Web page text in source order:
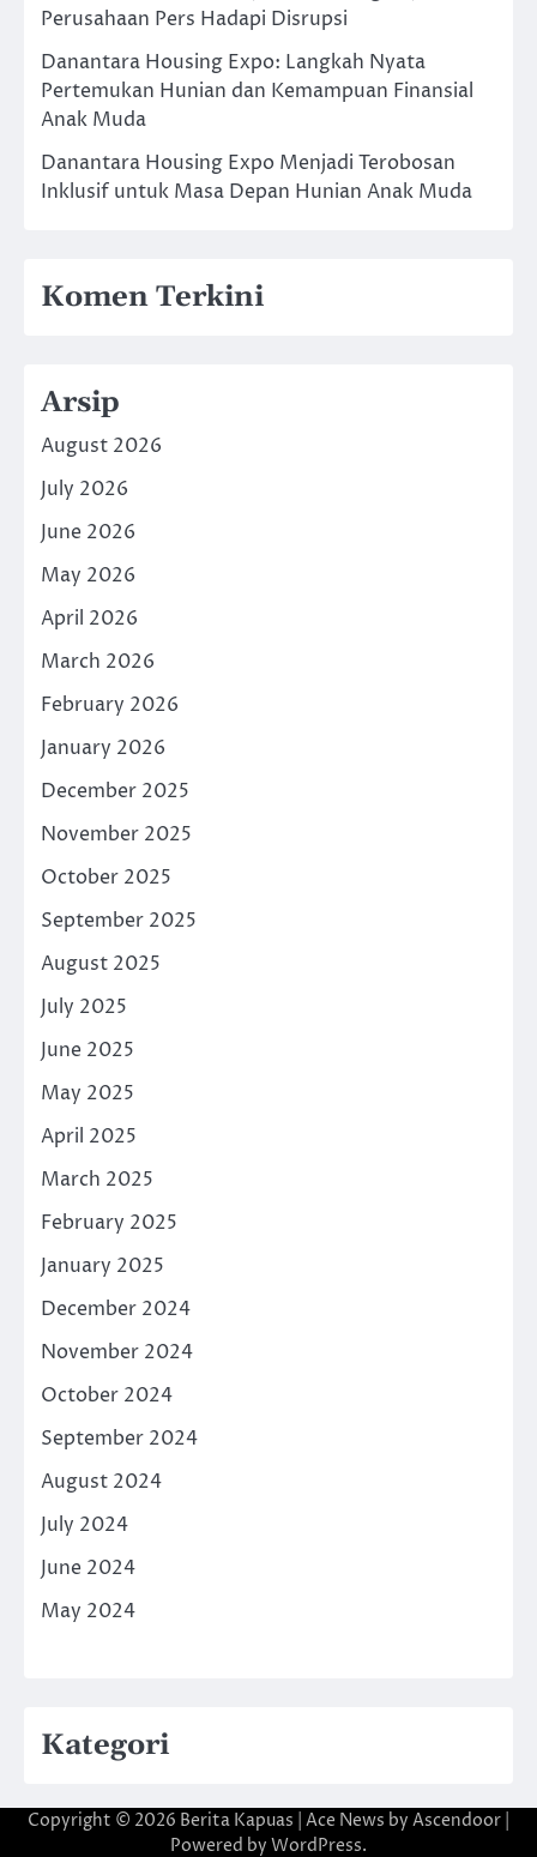
Perusahaan Pers Hadapi Disrupsi
Danantara Housing Expo: Langkah Nyata
Pertemukan Hunian dan Kemampuan Finansial
Anak Muda
Danantara Housing Expo Menjadi Terobosan
Inklusif untuk Masa Depan Hunian Anak Muda
Komen Terkini
Arsip
August 2026
July 2026
June 2026
May 2026
April 2026
March 2026
February 2026
January 2026
December 2025
November 2025
October 2025
September 2025
August 2025
July 2025
June 2025
May 2025
April 2025
March 2025
February 2025
January 2025
December 2024
November 2024
October 2024
September 2024
August 2024
July 2024
June 2024
May 2024
Kategori
Copyright © 2026 Berita Kapuas | Ace News by Ascendoor
Powered by WordPress.